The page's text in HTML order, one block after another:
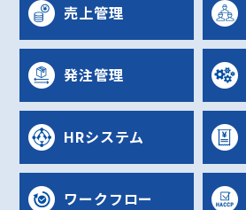
売上管理
発注管理
HRシステム
ワークフロー